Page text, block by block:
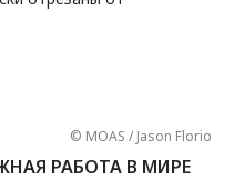
© MOAS / Jason Florio
РАБОТА В МИРЕ